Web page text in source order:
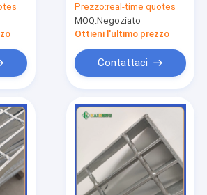
metallo della
immersione calda
Prezzo:real-time quotes
MOQ:Negoziato
Ottieni l'ultimo prezzo
Contattaci